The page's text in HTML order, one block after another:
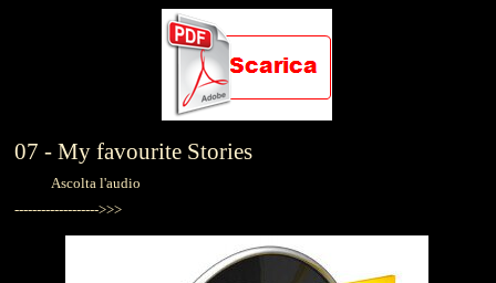
07 - My favourite Stories
Ascolta l'audio
------------------->>>